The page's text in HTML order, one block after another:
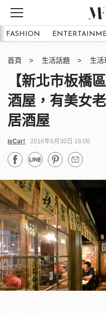
FASHION
首頁 生活話題 生活
【新北市板橋
酒屋，有美女
居酒屋
isCar! 2016年6月30日 18:00